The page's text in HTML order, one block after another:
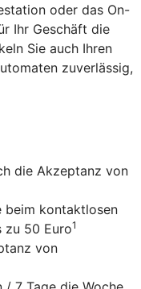
oder das On-
Ihr Geschäft die
Sie auch Ihren
zuverlässig,
die Akzeptanz von
beim kontaktlosen
zu 50 Euro1
von